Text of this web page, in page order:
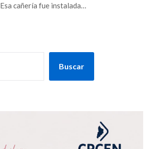
Esa cañería fue instalada…
Buscar